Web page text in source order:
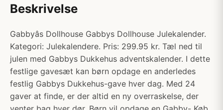
Beskrivelse
Gabbyâs Dollhouse Gabbys Dollhouse Julekalender.
Kategori: Julekalendere. Pris: 299.95 kr. Tæl ned til
julen med Gabbys Dukkehus adventskalender. I dette
festlige gavesæt kan børn opdage en anderledes
festlig Gabbys Dukkehus-gave hver dag. Med 24
gaver at finde, er der altid en ny overraskelse, der